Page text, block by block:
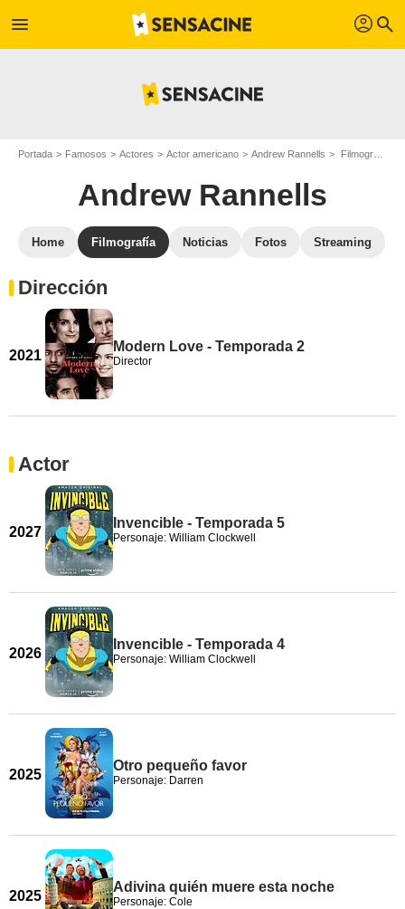
menu profil search
Portada Famosos Actores Actor americano Andrew Rannells Filmografía Andrew Rannells
Andrew Rannells
Home Filmografía Noticias Fotos Streaming
Dirección
2021
Modern Love - Temporada 2
Director
Actor
2027
Invencible - Temporada 5
Personaje: William Clockwell
2026
Invencible - Temporada 4
Personaje: William Clockwell
2025
Otro pequeño favor
Personaje: Darren
2025
Adivina quién muere esta noche
Personaje: Cole